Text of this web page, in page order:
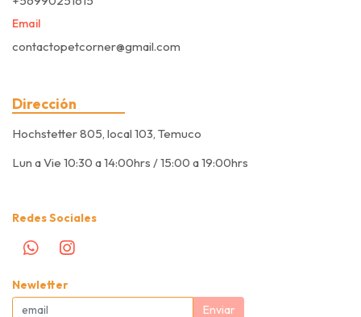
Email
contactopetcorner@gmail.com
Dirección
Hochstetter 805, local 103, Temuco
Lun a Vie 10:30 a 14:00hrs / 15:00 a 19:00hrs
Redes Sociales
Newletter
Enviar